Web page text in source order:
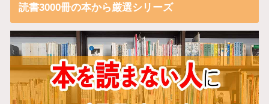
読書3000冊の本から厳選シリーズ